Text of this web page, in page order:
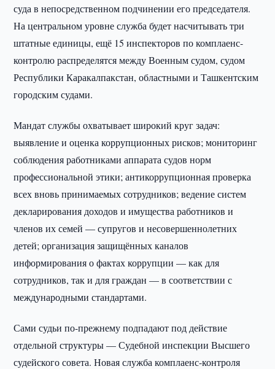
суда в непосредственном подчинении его председателя.
На центральном уровне служба будет насчитывать три
штатные единицы, ещё 15 инспекторов по комплаенс-
контролю распределятся между Военным судом, судом
Республики Каракалпакстан, областными и Ташкентским
городским судами.
Мандат службы охватывает широкий круг задач:
выявление и оценка коррупционных рисков; мониторинг
соблюдения работниками аппарата судов норм
профессиональной этики; антикоррупционная проверка
всех вновь принимаемых сотрудников; ведение систем
декларирования доходов и имущества работников и
членов их семей — супругов и несовершеннолетних
детей; организация защищённых каналов
информирования о фактах коррупции — как для
сотрудников, так и для граждан — в соответствии с
международными стандартами.
Сами судьи по-прежнему подпадают под действие
отдельной структуры — Судебной инспекции Высшего
судейского совета. Новая служба комплаенс-контроля